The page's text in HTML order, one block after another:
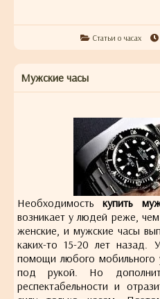
Статьи о часах
Мужские часы
Необходимостькупить
возникает у людей реже,
женские, и мужские часы
каких-то 15-20 лет назад.
помощи любого мобильного
под рукой. Но
респектабельности и